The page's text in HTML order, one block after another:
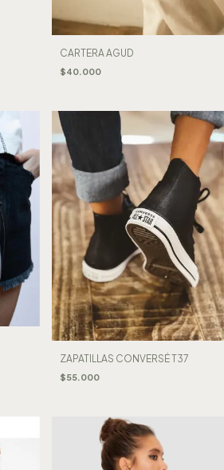
CARTERA AGUD
$40.000
ZAPATILLAS CONVERSÉ T37
$55.000